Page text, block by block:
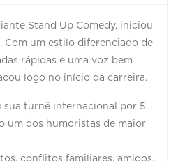
Stand Up Comedy, iniciou
Com um estilo diferenciado de
rápidas e uma voz bem
logo no início da carreira.
sua turnê internacional por 5
um dos humoristas de maior
conflitos familiares, amigos,